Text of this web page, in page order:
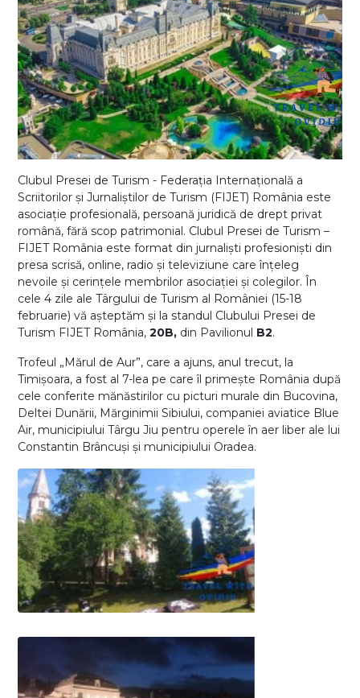
Clubul Presei de Turism - Federația Internațională a
Scriitorilor și Jurnaliștilor de Turism (FIJET) România este
asociație profesională, persoană juridică de drept privat
română, fără scop patrimonial. Clubul Presei de Turism –
FIJET România este format din jurnaliști profesioniști din
presa scrisă, online, radio și televiziune care înțeleg
nevoile și cerințele membrilor asociației și colegilor. În
cele 4 zile ale Târgului de Turism al României (15-18
februarie) vă așteptăm și la standul Clubului Presei de
Turism FIJET România,20B, din Pavilionul B2.
Trofeul „Mărul de Aur”, care a ajuns, anul trecut, la
Timișoara, a fost al 7-lea pe care îl primeşte România după
cele conferite mănăstirilor cu picturi murale din Bucovina,
Deltei Dunării, Mărginimii Sibiului, companiei aviatice Blue
Air, municipiului Târgu Jiu pentru operele în aer liber ale lui
Constantin Brâncuşi și municipiului Oradea.